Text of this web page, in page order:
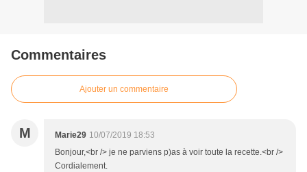
Commentaires
Ajouter un commentaire
M Marie29 10/07/2019 18:53
Bonjour,<br /> je ne parviens p)as à voir toute la recette.<br />
Cordialement.